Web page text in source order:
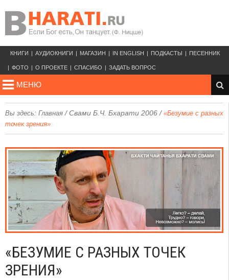
КНИГИ АУДИОКНИГИ МАГАЗИН IN ENGLISH ПОДКАСТЫ ПЕСЕННИК
ФОТО О ПРОЕКТЕ СПАСИБО ЗАДАТЬ ВОПРОС
МЕНЮ
Вы здесь: Главная /Свами Б.Ч. Бхарати 2006 / «Безумие с разных
точек зрения»
«БЕЗУМИЕ С РАЗНЫХ ТОЧЕК
ЗРЕНИЯ»